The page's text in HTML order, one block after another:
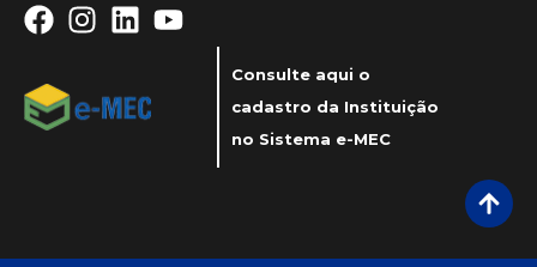
Consulte aqui o
cadastro da Instituição
no Sistema e-MEC